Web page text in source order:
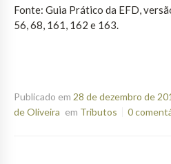
Fonte: Guia Prático da EFD,
56, 68, 161, 162 e 163.
Publicado em 28 de dezembro de
de Oliveira em Tributos 0